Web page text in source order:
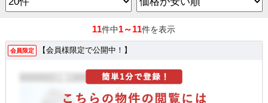
11件中1～11件を表示
会員限定 【会員様限定で公開中！】